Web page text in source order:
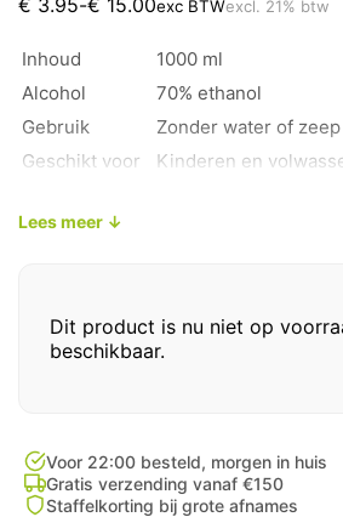
€ 3.95-€ 15.00
tot
exc BTWexcl. 21% btw
Inhoud
1000 ml
Alcohol
70% ethanol
Gebruik
Zonder water of zeep
Geschikt voor
Kinderen en
Lees meer ↓
Dit product is nu niet op
beschikbaar.
Voor 22:00 besteld, morgen in huis
Gratis verzending vanaf €150
Staffelkorting bij grote afnames